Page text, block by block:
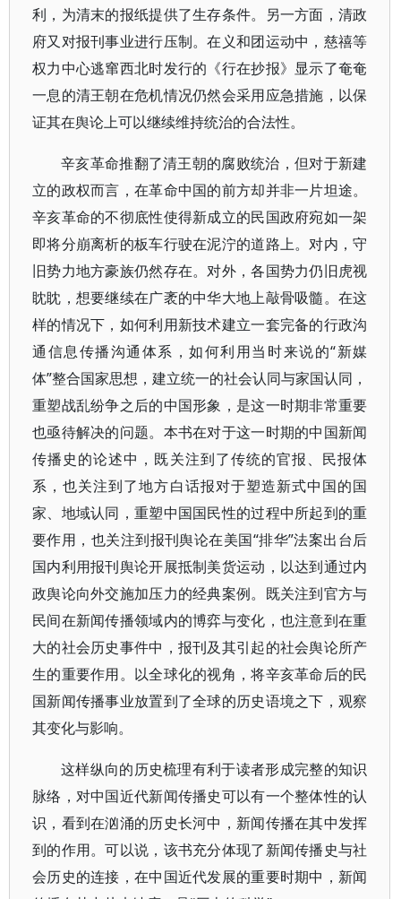
利，为清末的报纸提供了生存条件。另一方面，清政
府又对报刊事业进行压制。在义和团运动中，慈禧等
权力中心逃窜西北时发行的《行在抄报》显示了奄奄
一息的清王朝在危机情况仍然会采用应急措施，以保
证其在舆论上可以继续维持统治的合法性。
辛亥革命推翻了清王朝的腐败统治，但对于新建
立的政权而言，在革命中国的前方却并非一片坦途。
辛亥革命的不彻底性使得新成立的民国政府宛如一架
即将分崩离析的板车行驶在泥泞的道路上。对内，守
旧势力地方豪族仍然存在。对外，各国势力仍旧虎视
眈眈，想要继续在广袤的中华大地上敲骨吸髓。在这
样的情况下，如何利用新技术建立一套完备的行政沟
通信息传播沟通体系，如何利用当时来说的“新媒
体”整合国家思想，建立统一的社会认同与家国认同，
重塑战乱纷争之后的中国形象，是这一时期非常重要
也亟待解决的问题。本书在对于这一时期的中国新闻
传播史的论述中，既关注到了传统的官报、民报体
系，也关注到了地方白话报对于塑造新式中国的国
家、地域认同，重塑中国国民性的过程中所起到的重
要作用，也关注到报刊舆论在美国“排华”法案出台后
国内利用报刊舆论开展抵制美货运动，以达到通过内
政舆论向外交施加压力的经典案例。既关注到官方与
民间在新闻传播领域内的博弈与变化，也注意到在重
大的社会历史事件中，报刊及其引起的社会舆论所产
生的重要作用。以全球化的视角，将辛亥革命后的民
国新闻传播事业放置到了全球的历史语境之下，观察
其变化与影响。
这样纵向的历史梳理有利于读者形成完整的知识
脉络，对中国近代新闻传播史可以有一个整体性的认
识，看到在汹涌的历史长河中，新闻传播在其中发挥
到的作用。可以说，该书充分体现了新闻传播史与社
会历史的连接，在中国近代发展的重要时期中，新闻